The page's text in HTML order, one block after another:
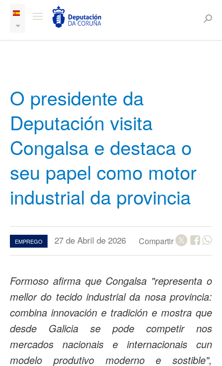
O presidente da
Deputación visita
Congalsa e destaca o
seu papel como motor
industrial da provincia
EMPREGO 27 de Abril de 2026 Compartir
Formoso afirma que Congalsa "representa o
mellor do tecido industrial da nosa provincia:
combina innovación e tradición e mostra que
desde Galicia se pode competir nos
mercados nacionais e internacionais cun
modelo produtivo moderno e sostible",